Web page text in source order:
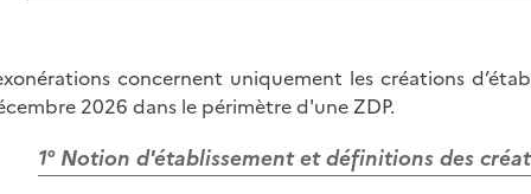
concernent uniquement les créations
2026 dans le périmètre d'une ZDP.
1° Notion d'établissement et définitions des